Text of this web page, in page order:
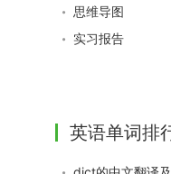
思维导图
实习报告
英语单词排